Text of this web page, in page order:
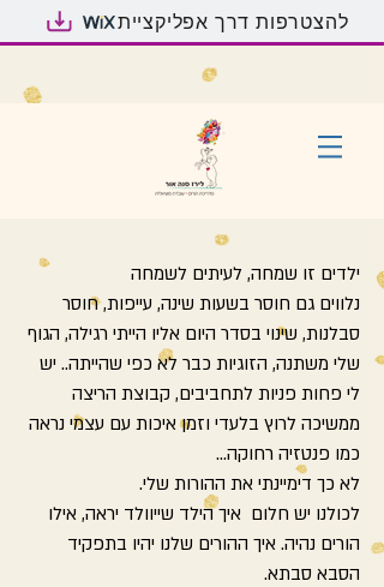
להצטרפות דרך אפליקציית
ילדים זו שמחה, לעיתים לשמחה
נלווים גם חוסר בשעות שינה, עייפות, חוסר
סבלנות, שינוי בסדר היום אליו הייתי רגילה, הגוף
שלי משתנה, הזוגיות כבר לא כפי שהייתה.. יש
לי פחות פניות לתחביבים, קבוצת הריצה
ממשיכה לרוץ בלעדי וזמן איכות עם עצמי נראה
כמו פנטזיה רחוקה...
לא כך דימיינתי את ההורות שלי.
לכולנו יש חלום איך הילד שייוולד יראה, אילו
הורים נהיה. איך ההורים שלנו יהיו בתפקיד
הסבא סבתא.